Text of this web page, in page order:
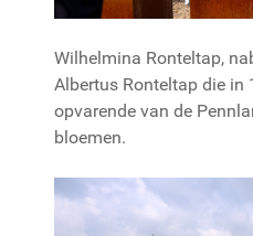
Wilhelmina Ronteltap,
Albertus Ronteltap die
opvarende van de
bloemen.